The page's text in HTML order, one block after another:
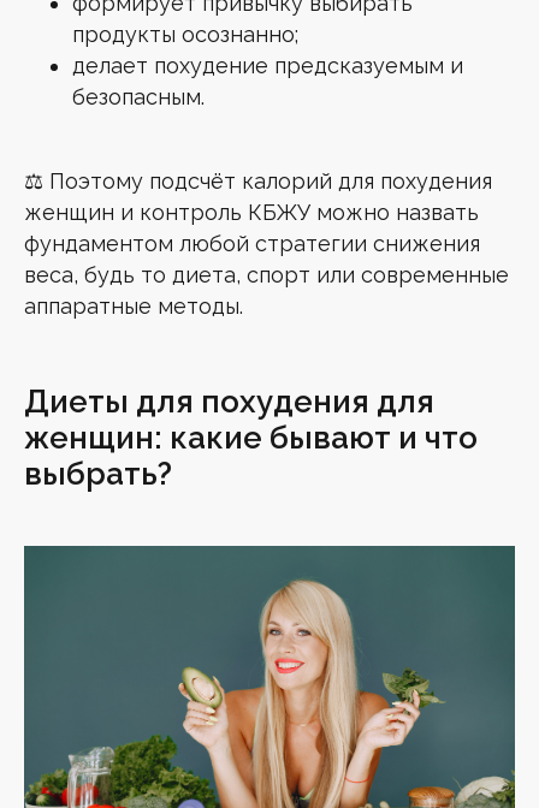
продукты осознанно;
делает похудение предсказуемым и
безопасным.
⚖️ Поэтому подсчёт калорий для похудения
женщин и контроль КБЖУ можно назвать
фундаментом любой стратегии снижения
веса, будь то диета, спорт или современные
аппаратные методы.
Диеты для похудения для
женщин: какие бывают и что
выбрать?